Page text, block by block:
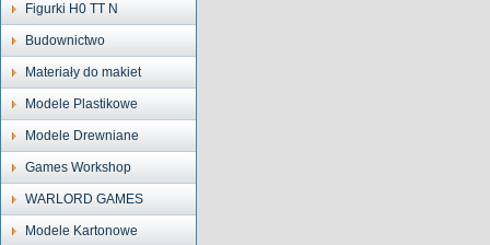
Figurki H0 TT N
Budownictwo
Materiały do makiet
Modele Plastikowe
Modele Drewniane
Games Workshop
WARLORD GAMES
Modele Kartonowe